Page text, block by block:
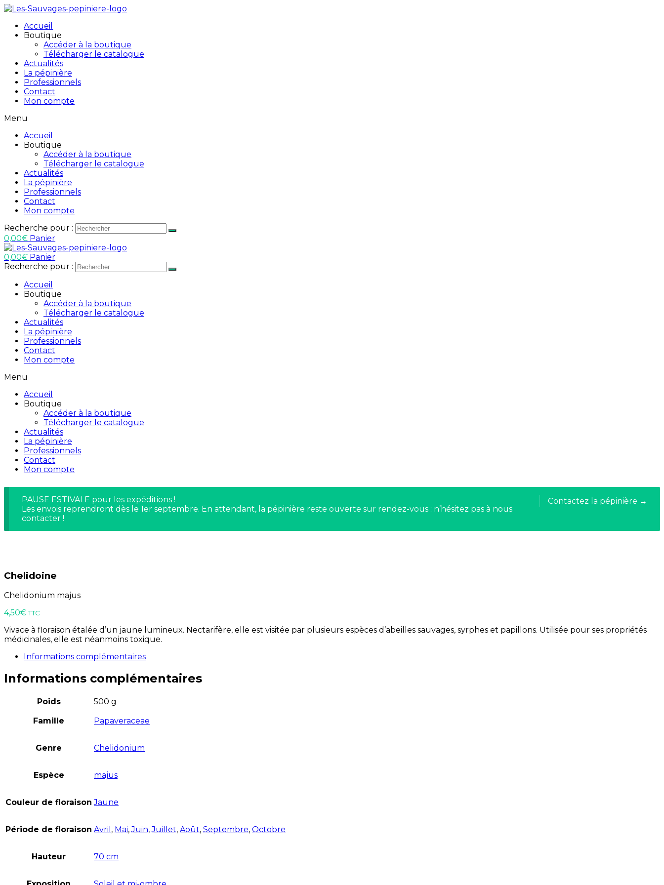
Accueil
Boutique
Accéder à la boutique
Télécharger le catalogue
Actualités
La pépinière
Professionnels
Contact
Mon compte
Menu
Accueil
Boutique
Accéder à la boutique
Télécharger le catalogue
Actualités
La pépinière
Professionnels
Contact
Mon compte
Recherche pour :
0,00€ Panier
0,00€ Panier
Recherche pour :
Accueil
Boutique
Accéder à la boutique
Télécharger le catalogue
Actualités
La pépinière
Professionnels
Contact
Mon compte
Menu
Accueil
Boutique
Accéder à la boutique
Télécharger le catalogue
Actualités
La pépinière
Professionnels
Contact
Mon compte
Contactez la pépinière →
PAUSE ESTIVALE pour les expéditions !
Les envois reprendront dès le 1er septembre. En attendant, la pépinière reste ouverte sur rendez-vous : n’hésitez pas à nous
contacter !
Chelidoine
Chelidonium majus
4,50€ TTC
Vivace à floraison étalée d’un jaune lumineux. Nectarifère, elle est visitée par plusieurs espèces d’abeilles sauvages, syrphes et papillons. Utilisée pour ses propriétés
médicinales, elle est néanmoins toxique.
Informations complémentaires
Informations complémentaires
Poids 500 g
Famille Papaveraceae
Genre Chelidonium
Espèce majus
Couleur de floraison Jaune
Période de floraison Avril , Mai,Juin,Juillet, Août, Septembre, Octobre
Hauteur 70 cm